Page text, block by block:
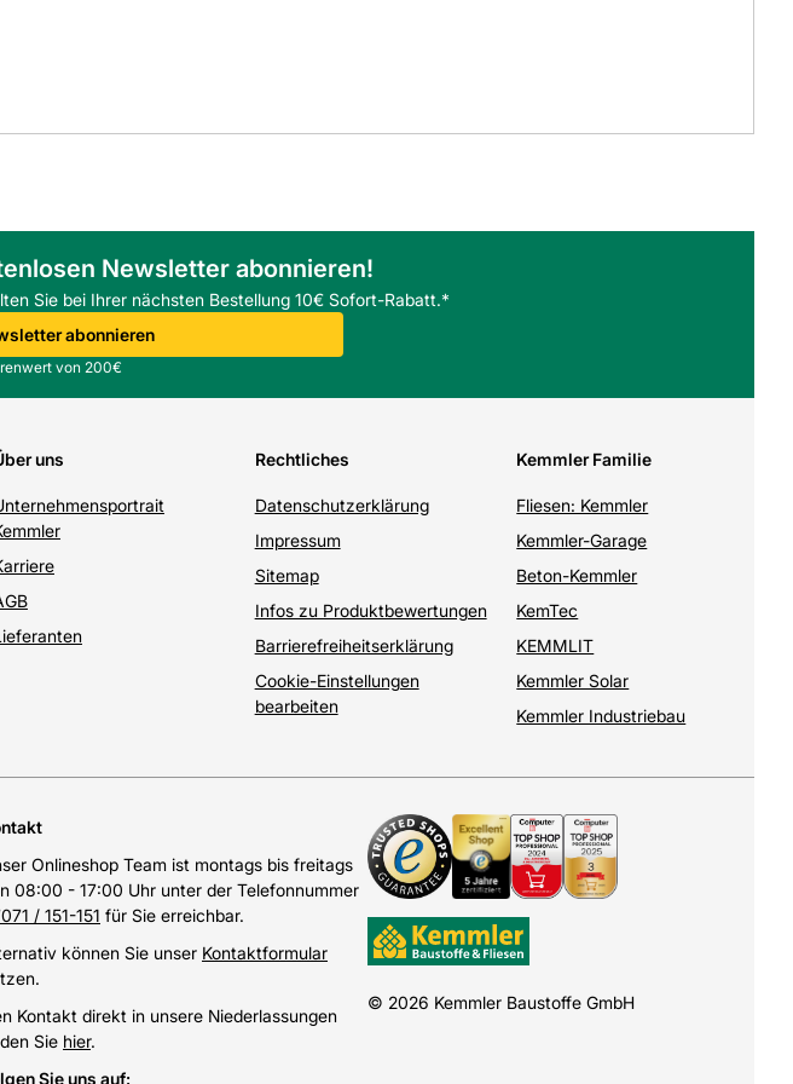
Newsletter abonnieren!
Sie bei Ihrer nächsten Bestellung 10€ Sofort-Rabatt.*
abonnieren
von 200€
uns Rechtliches
Datenschutzerklärung
Impressum
Sitemap
Infos zu Produktbewertungen
Barrierefreiheitserklärung
Cookie-Einstellungen
bearbeiten
Kemmler Familie
Fliesen: Kemmler
Kemmler-Garage
Beton-Kemmler
KemTec
KEMMLIT
Kemmler Solar
Kemmler Industriebau
Onlineshop Team ist montags bis freitags
08:00 - 17:00 Uhr unter der Telefonnummer
/ 151-151 für Sie erreichbar.
können Sie unser Kontaktformular
Kontakt direkt in unsere Niederlassungen
Sie hier.
Sie uns auf:
© 2026 Kemmler Baustoffe GmbH